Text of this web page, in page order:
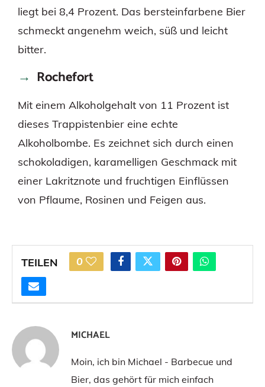
liegt bei 8,4 Prozent. Das bersteinfarbene Bier
schmeckt angenehm weich, süß und leicht
bitter.
Rochefort
Mit einem Alkoholgehalt von 11 Prozent ist
dieses Trappistenbier eine echte
Alkoholbombe. Es zeichnet sich durch einen
schokoladigen, karamelligen Geschmack mit
einer Lakritznote und fruchtigen Einflüssen
von Pflaume, Rosinen und Feigen aus.
TEILEN 0
MICHAEL
Moin, ich bin Michael - Barbecue und
Bier, das gehört für mich einfach